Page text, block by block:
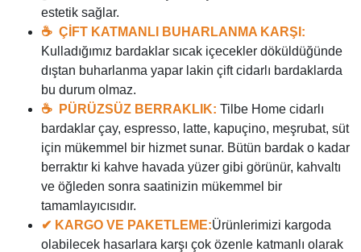
estetik sağlar.
☕ ÇİFT KATMANLI BUHARLANMA KARŞI:
Kulladığımız bardaklar sıcak içecekler döküldüğünde
dıştan buharlanma yapar lakin çift cidarlı bardaklarda
bu durum olmaz.
☕
PÜRÜZSÜZ BERRAKLIK: Tilbe Home cidarlı
bardaklar çay, espresso, latte, kapuçino, meşrubat, süt
için mükemmel bir hizmet sunar. Bütün bardak o kadar
berraktır ki kahve havada yüzer gibi görünür, kahvaltı
ve öğleden sonra saatinizin mükemmel bir
tamamlayıcısıdır.
✔ KARGO VE PAKETLEME:Ürünlerimizi kargoda
olabilecek hasarlara karşı çok özenle katmanlı olarak